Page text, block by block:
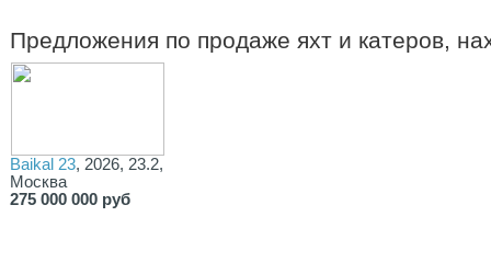
Предложения по продаже яхт и катеров,
Baikal 23, 2026, 23.2,
Москва
275 000 000 руб